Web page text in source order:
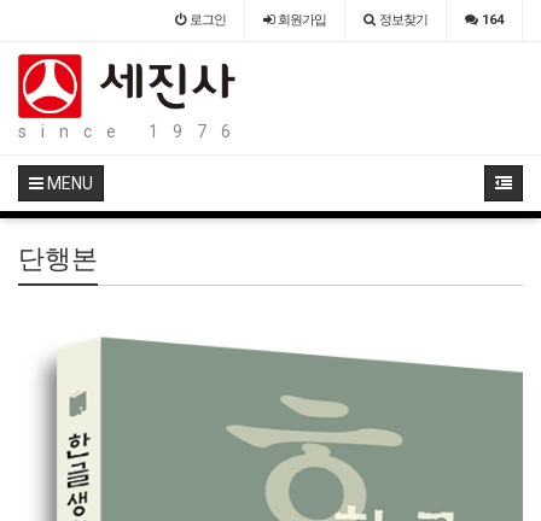
로그인 회원가입 정보찾기 164
since 1976
MENU
단행본